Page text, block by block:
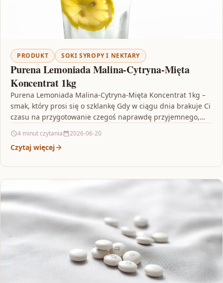
PRODUKT SOKI SYROPY I NEKTARY
Purena Lemoniada Malina-Cytryna-Mięta
Koncentrat 1kg
Purena Lemoniada Malina-Cytryna-Mięta Koncentrat 1kg –
smak, który prosi się o szklankę Gdy w ciągu dnia brakuje Ci
czasu na przygotowanie czegoś naprawdę przyjemnego,…
4 minut czytania 2026-06-20
Czytaj więcej